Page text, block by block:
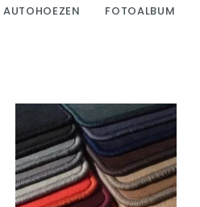
AUTOHOEZEN FOTOALBUM